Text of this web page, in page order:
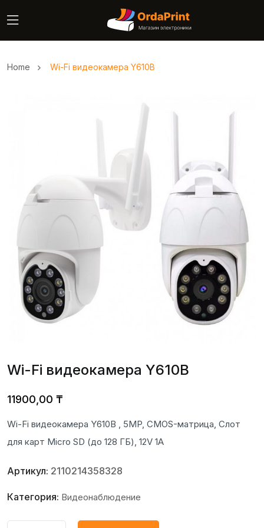
Home Wi-Fi видеокамера Y610B
Wi-Fi видеокамера Y610B
11900,00 ₸
Wi-Fi видеокамера Y610B , 5MP, CMOS-матрица, Слот
для карт Micro SD (до 128 ГБ), 12V 1A
Артикул: 2110214358328
Категория: Видеонаблюдение